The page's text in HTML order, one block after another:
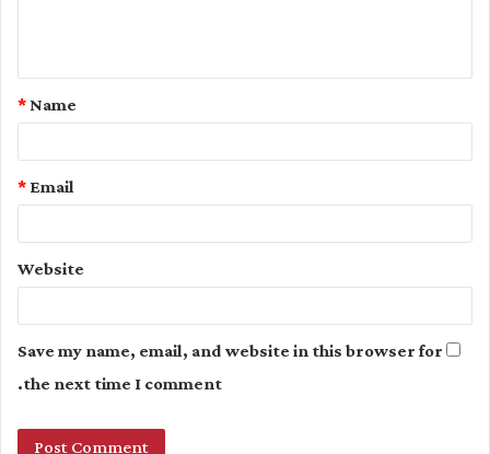
t
Name
*
Email
*
Website
Save my name, email, and website in this browser for
the next time I comment.